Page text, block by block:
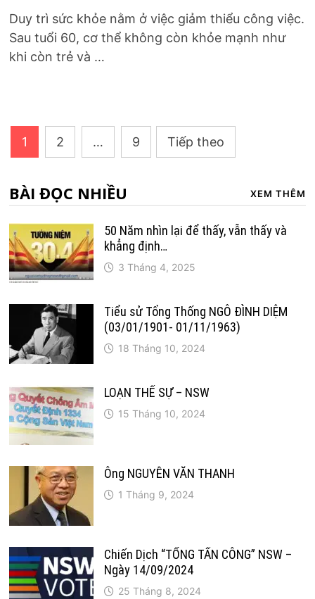
Duy trì sức khỏe nằm ở việc giảm thiểu công việc.
Sau tuổi 60, cơ thể không còn khỏe mạnh như
khi còn trẻ và …
Phân
trang
bài
viết
1 2 … 9 Tiếp theo
BÀI ĐỌC NHIỀU XEM THÊM
50 Năm nhìn lại để thấy, vẫn thấy và
khẳng định…
3 Tháng 4, 2025
Tiểu sử Tổng Thống NGÔ ĐÌNH DIỆM
(03/01/1901- 01/11/1963)
18 Tháng 10, 2024
LOẠN THẾ SỰ – NSW
15 Tháng 10, 2024
Ông NGUYỄN VĂN THANH
1 Tháng 9, 2024
Chiến Dịch “TỔNG TẤN CÔNG” NSW –
Ngày 14/09/2024
25 Tháng 8, 2024